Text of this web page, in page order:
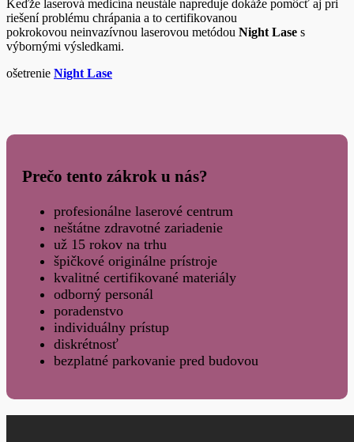
Keďže laserová medicína neustále napreduje dokáže pomôcť aj pri
riešení problému chrápania a to certifikovanou
pokrokovou neinvazívnou laserovou metódou Night Lase s
výbornými výsledkami.
ošetrenie Night Lase
Prečo tento zákrok u nás?
profesionálne laserové centrum
neštátne zdravotné zariadenie
už 15 rokov na trhu
špičkové originálne prístroje
kvalitné certifikované materiály
odborný personál
poradenstvo
individuálny prístup
diskrétnosť
bezplatné parkovanie pred budovou